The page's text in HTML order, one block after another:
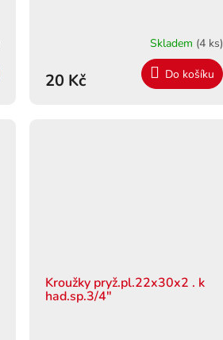
Skladem (4 ks)
20 Kč Do košíku
Kroužky pryž.pl.22x30x2 . k
had.sp.3/4"